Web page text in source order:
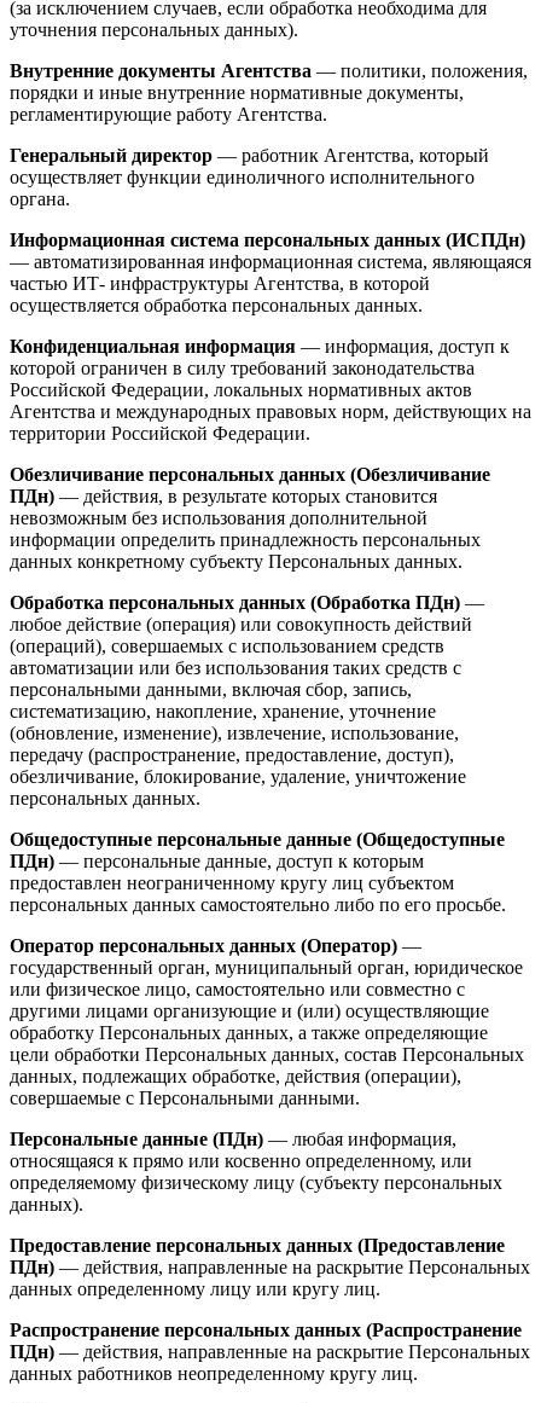
(за исключением случаев, если обработка необходима для
уточнения персональных данных).
Внутренние документы Агентства — политики, положения,
порядки и иные внутренние нормативные документы,
регламентирующие работу Агентства.
Генеральный директор — работник Агентства, который
осуществляет функции единоличного исполнительного
органа.
Информационная система персональных данных (ИСПДн)
— автоматизированная информационная система, являющаяся
частью ИТ- инфраструктуры Агентства, в которой
осуществляется обработка персональных данных.
Конфиденциальная информация — информация, доступ к
которой ограничен в силу требований законодательства
Российской Федерации, локальных нормативных актов
Агентства и международных правовых норм, действующих на
территории Российской Федерации.
Обезличивание персональных данных (Обезличивание
ПДн) — действия, в результате которых становится
невозможным без использования дополнительной
информации определить принадлежность персональных
данных конкретному субъекту Персональных данных.
Обработка персональных данных (Обработка ПДн) —
любое действие (операция) или совокупность действий
(операций), совершаемых с использованием средств
автоматизации или без использования таких средств с
персональными данными, включая сбор, запись,
систематизацию, накопление, хранение, уточнение
(обновление, изменение), извлечение, использование,
передачу (распространение, предоставление, доступ),
обезличивание, блокирование, удаление, уничтожение
персональных данных.
Общедоступные персональные данные (Общедоступные
ПДн) — персональные данные, доступ к которым
предоставлен неограниченному кругу лиц субъектом
персональных данных самостоятельно либо по его просьбе.
Оператор персональных данных (Оператор) —
государственный орган, муниципальный орган, юридическое
или физическое лицо, самостоятельно или совместно с
другими лицами организующие и (или) осуществляющие
обработку Персональных данных, а также определяющие
цели обработки Персональных данных, состав Персональных
данных, подлежащих обработке, действия (операции),
совершаемые с Персональными данными.
Персональные данные (ПДн) — любая информация,
относящаяся к прямо или косвенно определенному, или
определяемому физическому лицу (субъекту персональных
данных).
Предоставление персональных данных (Предоставление
ПДн) — действия, направленные на раскрытие Персональных
данных определенному лицу или кругу лиц.
Распространение персональных данных (Распространение
ПДн) — действия, направленные на раскрытие Персональных
данных работников неопределенному кругу лиц.